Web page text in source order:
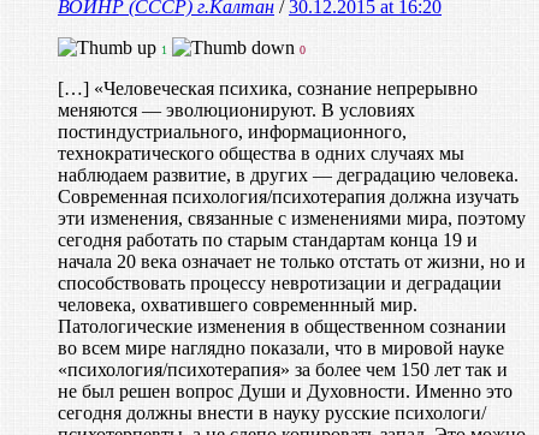
ВОИНР (СССР) г.Калтан /30.12.2015 at 16:20
1 0
[…] «Человеческая психика, сознание непрерывно
меняются — эволюционируют. В условиях
постиндустриального, информационного,
технократического общества в одних случаях мы
наблюдаем развитие, в других — деградацию человека.
Современная психология/психотерапия должна изучать
эти изменения, связанные с изменениями мира, поэтому
сегодня работать по старым стандартам конца 19 и
начала 20 века означает не только отстать от жизни, но и
способствовать процессу невротизации и деградации
человека, охватившего современнный мир.
Патологические изменения в общественном сознании
во всем мире наглядно показали, что в мировой науке
«психология/психотерапия» за более чем 150 лет так и
не был решен вопрос Души и Духовности. Именно это
сегодня должны внести в науку русские психологи/